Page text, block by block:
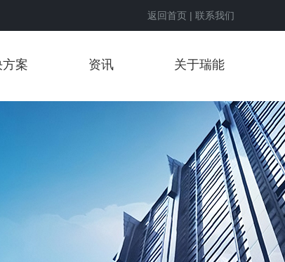
返回首页 | 联系我们
案 资讯 关于瑞能